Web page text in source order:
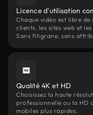
Licence d'utilisation
Chaque vidéo est libre
clients, les sites web et
Sans filigrane, sans
Qualité 4K et HD
Choisissez la haute
professionnelle ou la HD
mobiles plus rapides.